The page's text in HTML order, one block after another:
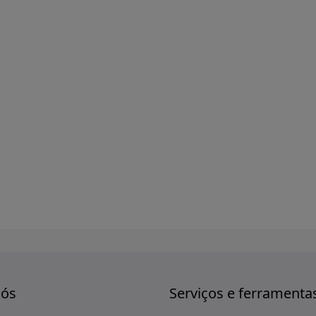
Serviços e